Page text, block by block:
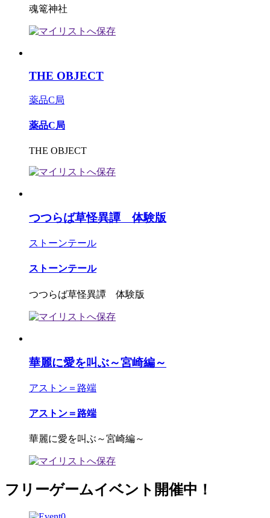
魂篭神社
THE OBJECT
薬品C局
薬品C局
THE OBJECT
つつらば草怪異譚 体験版
ストーンテール
ストーンテール
つつらば草怪異譚 体験版
華麗に愛を叫ぶ～宮崎編～
アストン＝路端
アストン＝路端
華麗に愛を叫ぶ～宮崎編～
フリーゲームイベント開催中！